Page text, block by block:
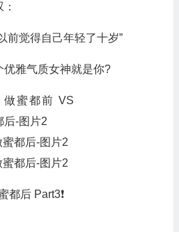
前觉得自己年轻了十岁”
优雅气质女神就是你?
都后 Part3❗